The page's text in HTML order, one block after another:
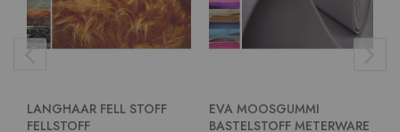
LANGHAAR FELL STOFF
FELLSTOFF
EVA MOOSGUMMI
BASTELSTOFF METERWARE